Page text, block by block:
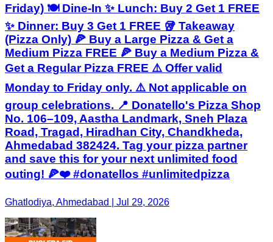
Friday) 🍽️ Dine-In ✨ Lunch: Buy 2 Get 1 FREE
✨ Dinner: Buy 3 Get 1 FREE 🥡 Takeaway
(Pizza Only) 🍕 Buy a Large Pizza & Get a
Medium Pizza FREE 🍕 Buy a Medium Pizza &
Get a Regular Pizza FREE ⚠️ Offer valid
Monday to Friday only. ⚠️ Not applicable on
group celebrations. 📍 Donatello's Pizza Shop
No. 106–109, Aastha Landmark, Sneh Plaza
Road, Tragad, Hiradhan City, Chandkheda,
Ahmedabad 382424. Tag your pizza partner
and save this for your next unlimited food
outing! 🍕❤️ #donatellos #unlimitedpizza
Ghatlodiya, Ahmedabad | Jul 29, 2026